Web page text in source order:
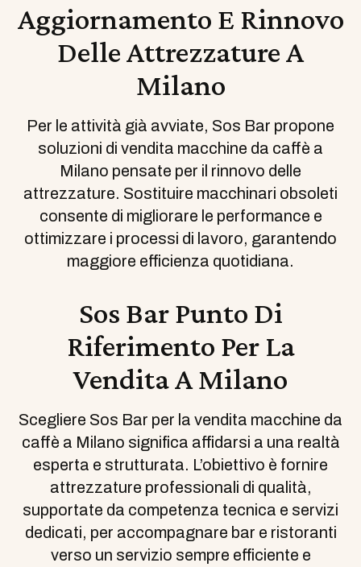
Aggiornamento E Rinnovo
Delle Attrezzature A
Milano
Per le attività già avviate, Sos Bar propone
soluzioni di vendita macchine da caffè a
Milano pensate per il rinnovo delle
attrezzature. Sostituire macchinari obsoleti
consente di migliorare le performance e
ottimizzare i processi di lavoro, garantendo
maggiore efficienza quotidiana.
Sos Bar Punto Di
Riferimento Per La
Vendita A Milano
Scegliere Sos Bar per la vendita macchine da
caffè a Milano significa affidarsi a una realtà
esperta e strutturata. L’obiettivo è fornire
attrezzature professionali di qualità,
supportate da competenza tecnica e servizi
dedicati, per accompagnare bar e ristoranti
verso un servizio sempre efficiente e